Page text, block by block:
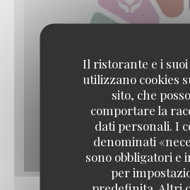
Il ristorante e i
utilizzano cookies
sito, che
comportare la
dati personali. I
denominati
sono obbligatori e
per